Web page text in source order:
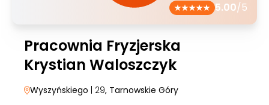
5.00/5
Pracownia Fryzjerska
Krystian Waloszczyk
Wyszyńskiego | 29, Tarnowskie Góry